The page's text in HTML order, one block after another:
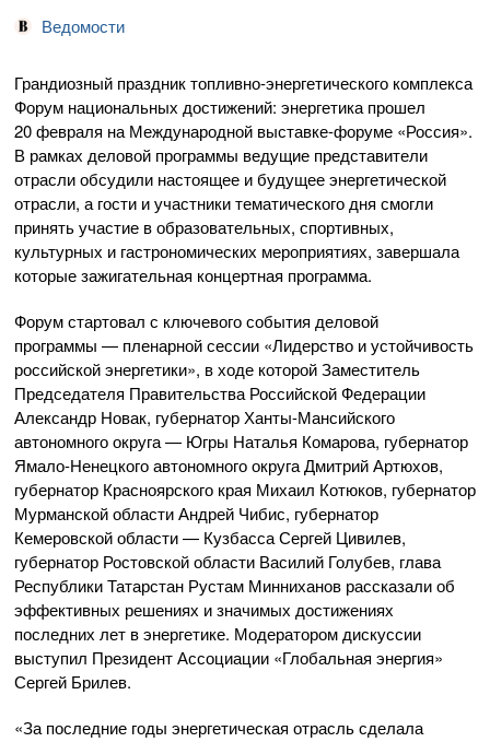
Ведомости
Грандиозный праздник топливно-энергетического комплекса
Форум национальных достижений: энергетика прошел
20 февраля на Международной выставке-форуме «Россия».
В рамках деловой программы ведущие представители
отрасли обсудили настоящее и будущее энергетической
отрасли, а гости и участники тематического дня смогли
принять участие в образовательных, спортивных,
культурных и гастрономических мероприятиях, завершала
которые зажигательная концертная программа.
Форум стартовал с ключевого события деловой
программы — пленарной сессии «Лидерство и устойчивость
российской энергетики», в ходе которой Заместитель
Председателя Правительства Российской Федерации
Александр Новак, губернатор Ханты-Мансийского
автономного округа — Югры Наталья Комарова, губернатор
Ямало-Ненецкого автономного округа Дмитрий Артюхов,
губернатор Красноярского края Михаил Котюков, губернатор
Мурманской области Андрей Чибис, губернатор
Кемеровской области — Кузбасса Сергей Цивилев,
губернатор Ростовской области Василий Голубев, глава
Республики Татарстан Рустам Минниханов рассказали об
эффективных решениях и значимых достижениях
последних лет в энергетике. Модератором дискуссии
выступил Президент Ассоциации «Глобальная энергия»
Сергей Брилев.
«За последние годы энергетическая отрасль сделала